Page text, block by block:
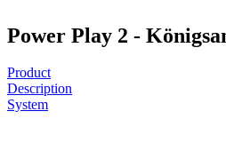
Power Play 2 -
Product
Description
System